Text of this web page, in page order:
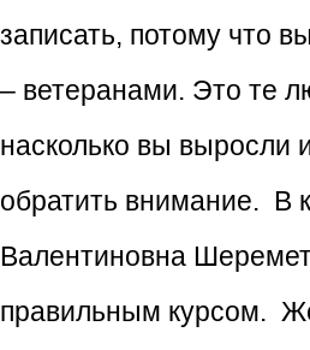
записать, потому что
– ветеранами. Это те
насколько вы выросли
обратить внимание. В
Валентиновна
правильным курсом.